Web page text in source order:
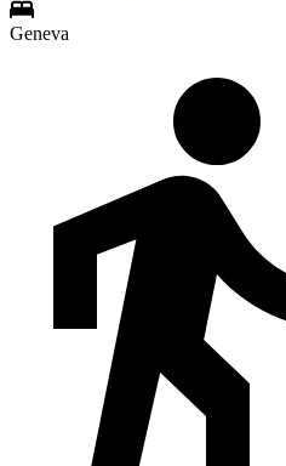
Geneva